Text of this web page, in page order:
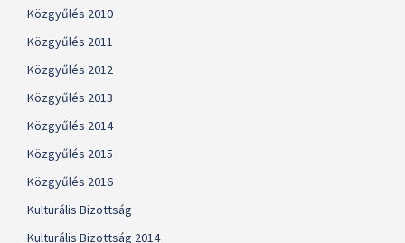
Közgyűlés 2010
Közgyűlés 2011
Közgyűlés 2012
Közgyűlés 2013
Közgyűlés 2014
Közgyűlés 2015
Közgyűlés 2016
Kulturális Bizottság
Kulturális Bizottság 2014